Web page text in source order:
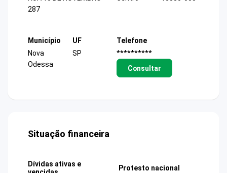
287
Município
Nova
Odessa
UF
SP
Telefone
**********
Consultar
Situação financeira
Dívidas ativas e
Protesto nacional